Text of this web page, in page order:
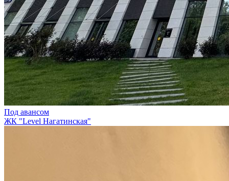
Под авансом
ЖК "Level Нагатинская"